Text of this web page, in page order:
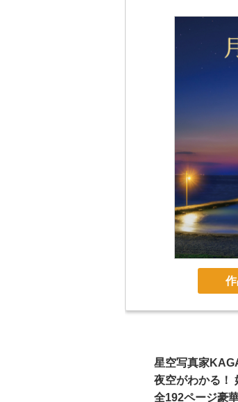
星空写真家
夜空がわかる！
全192ページ豪